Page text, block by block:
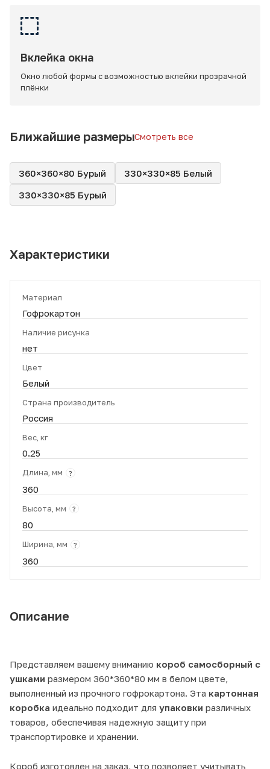
Вклейка окна
Окно любой формы с возможностью вклейки прозрачной
плёнки
Ближайшие размерыСмотреть все
360×360×80 Бурый
330×330×85 Белый
330×330×85 Бурый
Характеристики
Материал
Гофрокартон
Наличие рисунка
нет
Цвет
Белый
Страна производитель
Россия
Вес, кг
0.25
Длина, мм ?
360
Высота, мм ?
80
Ширина, мм ?
360
Описание
Представляем вашему вниманию короб самосборный с
ушками размером 360*360*80 мм в белом цвете,
выполненный из прочного гофрокартона. Эта картонная
коробка идеально подходит для упаковки различных
товаров, обеспечивая надежную защиту при
транспортировке и хранении.
Короб изготовлен на заказ, что позволяет учитывать